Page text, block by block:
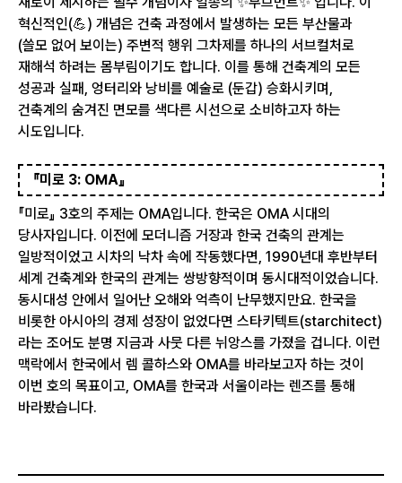
혁신적인(💪) 개념은 건축 과정에서 발생하는 모든 부산물과
(쓸모 없어 보이는) 주변적 행위 그차제를 하나의 서브컬처로
재해석 하려는 몸부림이기도 합니다. 이를 통해 건축계의 모든
성공과 실패, 엉터리와 낭비를 예술로 (둔갑) 승화시키며,
건축계의 숨겨진 면모를 색다른 시선으로 소비하고자 하는
시도입니다.
『미로 3: OMA』
『미로』 3호의 주제는 OMA입니다. 한국은 OMA 시대의
당사자입니다. 이전에 모더니즘 거장과 한국 건축의 관계는
일방적이었고 시차의 낙차 속에 작동했다면, 1990년대 후반부터
세계 건축계와 한국의 관계는 쌍방향적이며 동시대적이었습니다.
동시대성 안에서 일어난 오해와 억측이 난무했지만요. 한국을
비롯한 아시아의 경제 성장이 없었다면 스타키텍트(starchitect)
라는 조어도 분명 지금과 사뭇 다른 뉘앙스를 가졌을 겁니다. 이런
맥락에서 한국에서 렘 콜하스와 OMA를 바라보고자 하는 것이
이번 호의 목표이고, OMA를 한국과 서울이라는 렌즈를 통해
바라봤습니다.